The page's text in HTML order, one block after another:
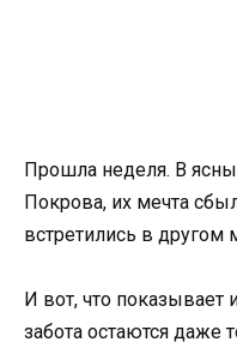
Прошла неделя. В
Покрова, их мечта
встретились в другом
И вот, что показывает
забота остаются даже